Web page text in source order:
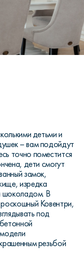
детьми и
– вам подойдут
точно поместится
дети смогут
замок,
изредка
шоколадом. В
Ковентри,
под
резьбой